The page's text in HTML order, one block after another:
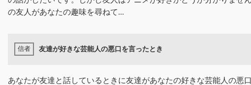
の友人があなたの趣味を尋ねて...
友達が好きな芸能人の悪口を言ったとき
あなたが友達と話しているときに友達があなたの好きな芸能人の悪